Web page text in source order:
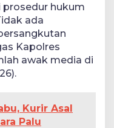
prosedur hukum
ada
Kapolres
awak media di
Kurir Asal
Palu